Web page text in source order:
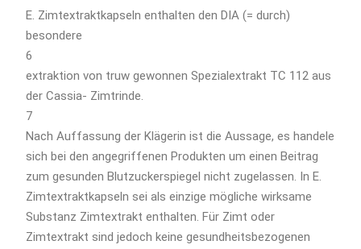
E. Zimtextraktkapseln enthalten den DIA (= durch)
besondere
6
extraktion von truw gewonnen Spezialextrakt TC 112 aus
der Cassia- Zimtrinde.
7
Nach Auffassung der Klägerin ist die Aussage, es handele
sich bei den angegriffenen Produkten um einen Beitrag
zum gesunden Blutzuckerspiegel nicht zugelassen. In E.
Zimtextraktkapseln sei als einzige mögliche wirksame
Substanz Zimtextrakt enthalten. Für Zimt oder
Zimtextrakt sind jedoch keine gesundheitsbezogenen